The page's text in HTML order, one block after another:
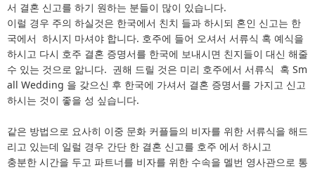
서 결혼 신고를 하기 원하는 분들이 많이 있습니다.
이럴 경우 주의 하실것은 한국에서 친치 들과 하시되 혼인 신고는 한
국에서 하시지 마셔야 합니다. 호주에 들어 오셔서 서류식 혹 예식을
하시고 다시 호주 결혼 증명서를 한국에 보내시면 친지들이 대신 해줄
수 있는 것으로 앎니다. 권해 드릴 것은 미리 호주에서 서류식 혹 Sm
all Wedding 을 갖으신 후 한국에 가셔서 결혼 증명서를 가지고 신고
하시는 것이 좋을 성 싶습니다.
같은 방법으로 요사히 이중 문화 커플들의 비자를 위한 서류식을 해드
리고 있는데 일럴 경우 간단 한 결혼 신고를 호주 에서 하시고
충분한 시간을 두고 파트너를 비자를 위한 수속을 멜번 영사관으로 통